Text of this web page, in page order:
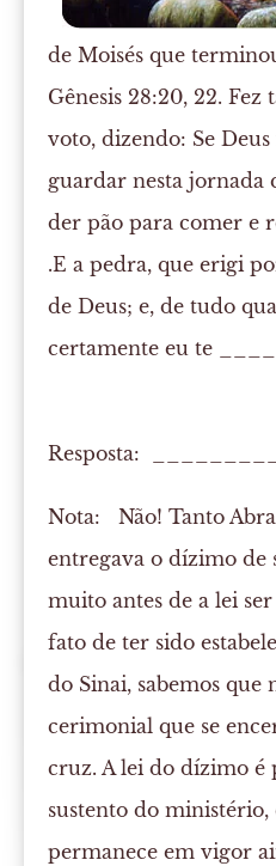
de Moisés que
Gênesis 28:20, 22. Fez
voto, dizendo: Se
guardar nesta jornada
der pão para comer e
.E a pedra, que erigi
de Deus; e, de tudo
certamente eu te
Resposta:
Nota: Não! Tanto
entregava o dízimo de
muito antes de a lei
fato de ter sido
do Sinai, sabemos que
cerimonial que se
cruz. A lei do dízimo é
sustento do ministério,
permanece em vigor